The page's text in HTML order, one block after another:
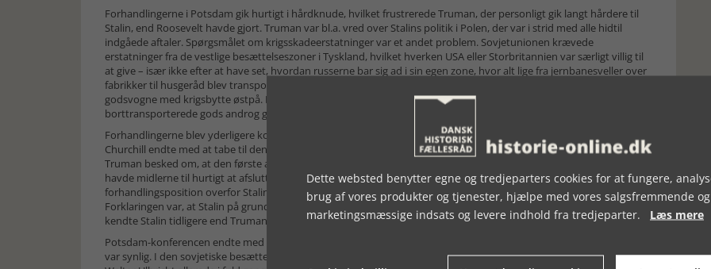
Forhandlingerne i Potsdam gik hurtigt i hårdknude, hvilket frustrerede Truman, der personligt gik langt hårdere til
Stalin, end Roosevelt havde gjort. Truman var bl.a. vred over Stalins politik i Polen, der var i strid med alle hidtil
indgåede aftaler. Spørgsmålet om krigsskadeerstatninger var et andet problem. Sovjetunionen krævede
erstatninger fra de vestlige besættelseszoner i Tyskland, hvilket hverken USA eller Storbritannien var særligt villig til
at give – især ikke efter at have set, hvordan russerne bar sig ad i sin egen zone, hvor alt lige fra jernbanesveller over
fabrikker til husgeråd blev transporteret til Sovjet. Alene i de første måneder efter krigen blev der sendt 400.000
godsvogne med krigsbytte østpå. Næsten 3000 fabrikker blev demonteret, og den samlede værdi af det
borttransporterede gods androg godt 1,5 mia. dollars.
Forhandlingerne blev yderligere kompliceret af, at der i Storbritannien havde været afholdt parlamentsvalg, som
Churchill endte med at tabe til den farveløse og udenrigspolitisk uerfarne Clement Attlee. Under konferencen fik
Truman besked om, at den første atomprøvesprængning var blevet gennemført med succes, og at man derfor nu
havde midlerne til hurtigt at afslutte krigen mod Japan. Truman troede, at atombomben ville give ham en stærkere
forhandlingsposition overfor Stalin, og blev derfor overrasket, da Stalin reagerede på nyheden med ligegyldighed.
Forklaringen var, at Stalin på grund af et vidtforgrenet sovjetiske spionnet i USA allerede vidste besked – ja faktisk
kendte Stalin tidligere end Truman til Manhattan-projektets eksistens.
Potsdam-konferencen endte med et mudret resultat, der reelt blot stadfæstede den deling af Tyskland, som allerede
var synlig. I den sovjetiske besættelseszone i Tyskland var kommunisterne under ledelse af den fra Moskva indfløjne
Dette websted benytter egne og tredjeparters cookies for at fungere,
brug af vores produkter og tjenester, hjælpe med vores salgsfremmende og
marketingsmæssige indsats og levere indhold fra tredjeparter. Læs mere